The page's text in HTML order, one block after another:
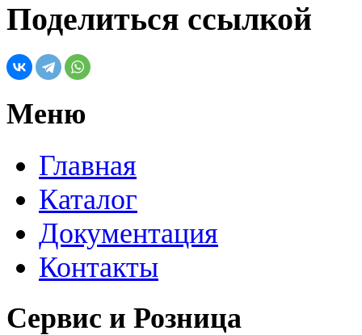
Поделиться ссылкой
Меню
Главная
Каталог
Документация
Контакты
Сервис и Розница